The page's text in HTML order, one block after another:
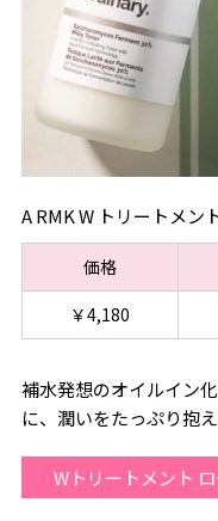
A RMK W トリートメン
価格
￥4,180
補水発想のオイルイン
に、潤いをたっぷり抱
Wトリートメント